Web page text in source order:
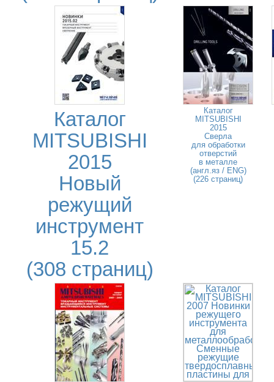
Каталог
MITSUBISHI
2015
Новый
режущий
инструмент
15.2
(308 страниц)
Каталог
MITSUBISHI
2015
Сверла
для обработки
отверстий
в металле
(англ.яз / ENG)
(226 страниц)